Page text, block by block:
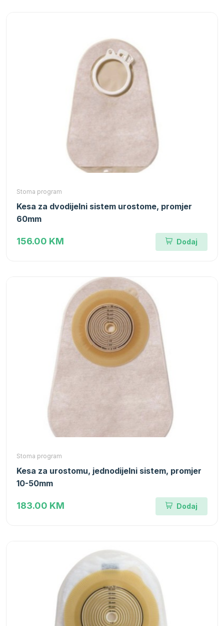
Stoma program
Kesa za dvodijelni sistem urostome, promjer
60mm
156.00 KM Dodaj
Stoma program
Kesa za urostomu, jednodijelni sistem, promjer
10-50mm
183.00 KM Dodaj